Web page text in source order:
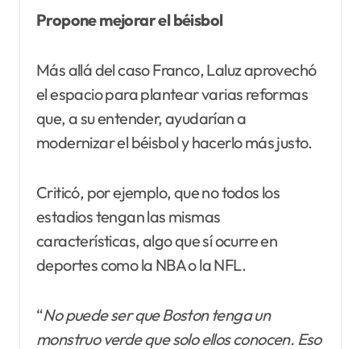
Propone mejorar el béisbol
Más allá del caso Franco, Laluz aprovechó
el espacio para plantear varias reformas
que, a su entender, ayudarían a
modernizar el béisbol y hacerlo más justo.
Criticó, por ejemplo, que no todos los
estadios tengan las mismas
características, algo que sí ocurre en
deportes como la NBA o la NFL.
“No puede ser que Boston tenga un
monstruo verde que solo ellos conocen. Eso